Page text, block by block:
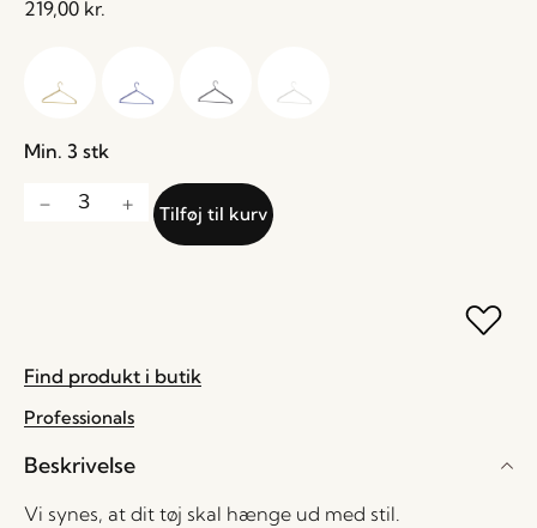
219,00 kr.
Min. 3 stk
Tilføj til kurv
Find produkt i butik
Professionals
Beskrivelse
Vi synes, at dit tøj skal hænge ud med stil.